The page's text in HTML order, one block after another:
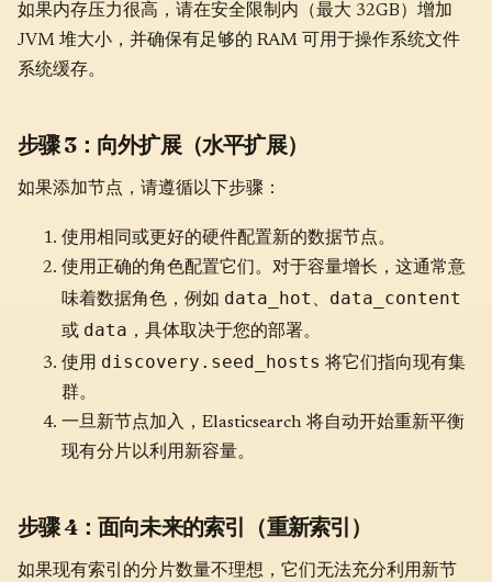
如果内存压力很高，请在安全限制内（最大 32GB）增加
JVM 堆大小，并确保有足够的 RAM 可用于操作系统文件
系统缓存。
步骤 3：向外扩展（水平扩展）
如果添加节点，请遵循以下步骤：
使用相同或更好的硬件配置新的数据节点。
使用正确的角色配置它们。对于容量增长，这通常意
味着数据角色，例如 data_hot 、 data_content
或 data ，具体取决于您的部署。
使用 discovery.seed_hosts 将它们指向现有集
群。
一旦新节点加入，Elasticsearch 将自动开始重新平衡
现有分片以利用新容量。
步骤 4：面向未来的索引（重新索引）
如果现有索引的分片数量不理想，它们无法充分利用新节